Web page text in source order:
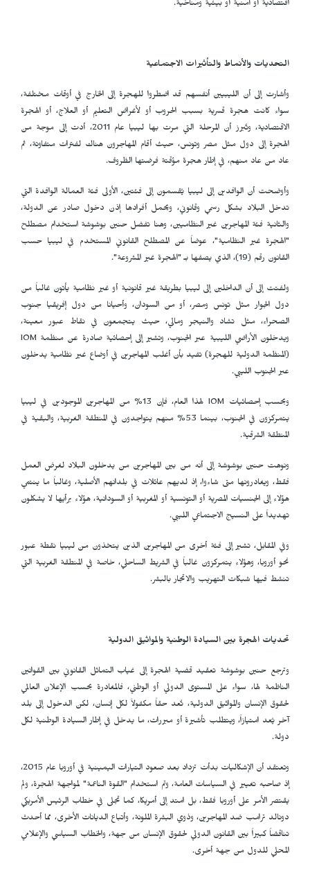
اقتصادية أو أمنية أو بيئية ومناخية.
التحديات والأنماط والتأثيرات الاجتماعية
وأشارت إلى أن الليبيين أنفسهم قد اضطروا للهجرة إلى الخارج في أوقات مختلفة،
سواء كانت هجرة قسرية بسبب الحروب أو لأغراض التعليم أو العلاج، أو الهجرة
الاقتصادية، وتُبرز أن المرحلة التي مرت بها ليبيا عام 2011، أدت إلى موجة من
الهجرة إلى دول مثل مصر وتونس، حيث أقام المهاجرون هناك لفترات متفاوتة، ثم
عاد من عاد منهم، في إطار هجرة مؤقتة فرضتها الظروف.
وأوضحت أن الوافدين إلى ليبيا يُقسمون إلى فئتين، الأولى فئة العمالة الوافدة التي
تدخل البلاد بشكل رسمي وقانوني، ويحمل أفرادها إذن دخول صادر عن الدولة،
والثانية فئة المهاجرين غير النظاميين، وهنا تفضل حنين بوشوشة استخدام مصطلح
"الهجرة غير النظامية"، عوضاً عن المصطلح القانوني المستخدم في ليبيا حسب
القانون رقم (19)، الذي يصفها بـ "الهجرة غير المشروعة".
ولفتت إلى أن الداخلين إلى ليبيا بطريقة غير قانونية أو غير نظامية يأتون غالباً من
دول الجوار مثل تونس ومصر، أو من السودان، وأحيانا من دول إفريقيا جنوب
الصحراء، مثل تشاد والنيجر ومالي، حيث يتجمعون في نقاط عبور معينة،
ويدخلون الأراضي الليبية عبر الجنوب، وتشير إلى إحصائية صادرة عن منظمة IOM
(المنظمة الدولية للهجرة) تفيد بأن أغلب المهاجرين في أوضاع غير نظامية يدخلون
عبر الجنوب الليبي.
وبحسب إحصائيات IOM
لهذا العام، فإن 13% من المهاجرين الموجودين في ليبيا
يتمركزون في الجنوب، بينما 53% منهم يتواجدون في المنطقة الغربية، والبقية في
المنطقة الشرقية.
ونوهت حنين بوشوشة إلى أنه من بين المهاجرين من يدخلون البلاد لغرض العمل
فقط، ويغادرونها متى شاءوا، إذ لديهم عائلات في بلدانهم الأصلية، وغالباً ما ينتمي
هؤلاء إلى الجنسيات المصرية أو التونسية أو المغربية أو السودانية، هؤلاء برأيها لا يشكلون
تهديداً على النسيج الاجتماعي الليبي.
وفي المقابل، تشير إلى فئة أخرى من المهاجرين الذين يتخذون من ليبيا نقطة عبور
نحو أوروبا، وهؤلاء يتمركزون غالباً في الشريط الساحلي، خاصة في المنطقة الغربية التي
تنشط فيها شبكات التهريب والاتجار بالبشر.
تحديات الهجرة بين السيادة الوطنية والمواثيق الدولية
وترجع حنين بوشوشة تعقيد قضية الهجرة إلى غياب التماثل القانوني بين القوانين
الناظمة لها، سواء على المستوى الدولي أو الوطني، فالمغادرة بحسب الإعلان العالمي
لحقوق الإنسان والمواثيق الدولية، تُعد حقاً مكفولاً لكل إنسان، لكن الدخول إلى بلد
آخر يُعد امتيازاً، ويتطلب تأشيرة أو مبررات، ما يدخل في إطار السيادة الوطنية لكل
دولة.
وتعتقد أن الإشكاليات بدأت تزداد بعد صعود التيارات اليمينية في أوروبا عام 2015،
إذ صاحبه تغيير في السياسات العامة، وتم استخدام "القوة الناعمة" لمواجهة الهجرة، ولم
يقتصر الأمر على أوروبا فقط، بل امتد إلى أمريكا، كما تجلى في خطاب الرئيس الأمريكي
دونالد ترامب ضد المهاجرين، وذوي البشرة الملونة، وأتباع الديانات الأخرى، مما أحدث
تناقضاً كبيراً بين القانون الدولي لحقوق الإنسان من جهة، والخطاب السياسي والإعلامي
المحلي للدول من جهة أخرى.